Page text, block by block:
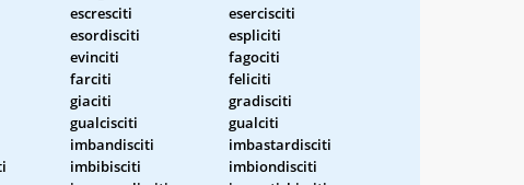
escresciti
esercisciti
esordisciti
espliciti
evinciti
fagociti
farciti
feliciti
giaciti
gradisciti
gualcisciti
gualciti
imbandisciti
imbastardisciti
imbibisciti
imbiondisciti